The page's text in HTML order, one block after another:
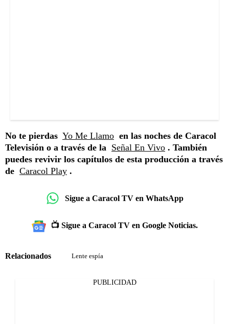
No te pierdas Yo Me Llamo en las noches de Caracol
Televisión o a través de la Señal En Vivo . También
puedes revivir los capítulos de esta producción a través
de Caracol Play .
Sigue a Caracol TV en WhatsApp
📺 Sigue a Caracol TV en Google Noticias.
Relacionados Lente espía
PUBLICIDAD